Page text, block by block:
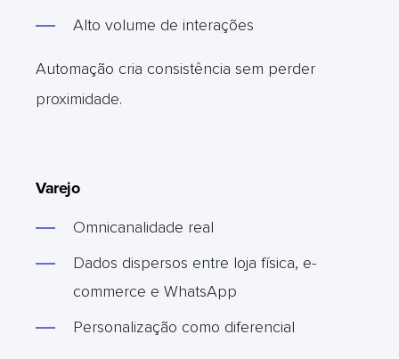
Alto volume de interações
Automação cria consistência sem perder
proximidade.
Varejo
Omnicanalidade real
Dados dispersos entre loja física, e-
commerce e WhatsApp
Personalização como diferencial